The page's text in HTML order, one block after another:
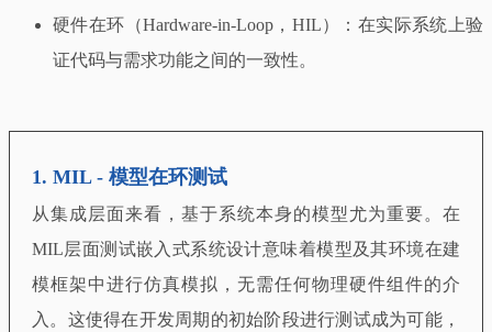
硬件在环（Hardware-in-Loop，HIL）：在实际系统上验
证代码与需求功能之间的一致性。
1. MIL - 模型在环测试
从集成层面来看，基于系统本身的模型尤为重要。在
MIL层面测试嵌入式系统设计意味着模型及其环境在建
模框架中进行仿真模拟，无需任何物理硬件组件的介
入。这使得在开发周期的初始阶段进行测试成为可能，